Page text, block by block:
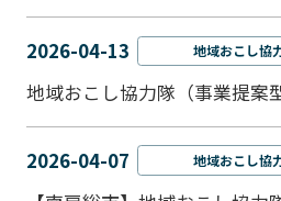
2026-04-13 地域おこし協
地域おこし協力隊（事業提案
2026-04-07 地域おこし協